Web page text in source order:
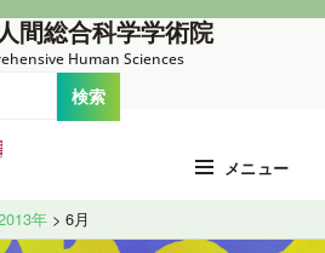
間総合科学学術院
Human Sciences
メニュー
年 > 6月